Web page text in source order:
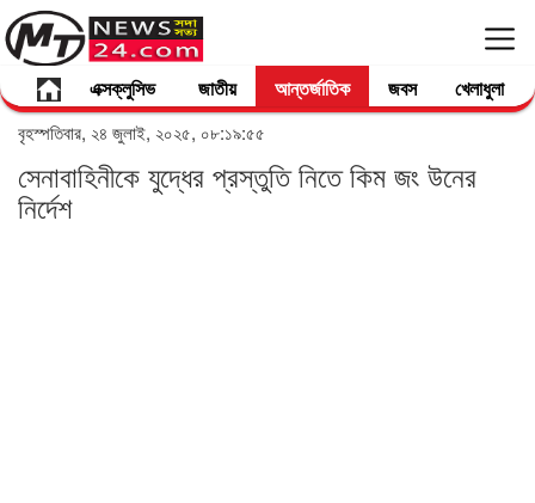
এক্সক্লুসিভ জাতীয় আন্তর্জাতিক জবস খেলাধুলা
বৃহস্পতিবার, ২৪ জুলাই, ২০২৫, ০৮:১৯:৫৫
সেনাবাহিনীকে যুদ্ধের প্রস্তুতি নিতে কিম জং উনের
নির্দেশ